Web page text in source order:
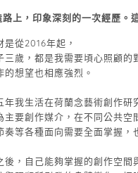
上，印象深刻的一次經歷。
從2016年起，
歲，都是我需要頃心照顧的
想望也相應強烈。
我生活在荷蘭念藝術創作研
主要創作媒介，在不同公共空
奏等各種面向需要全面掌握，
，自己能夠掌握的創作空間